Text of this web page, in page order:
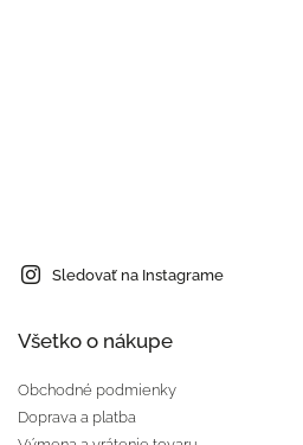
Sledovať na Instagrame
Všetko o nákupe
Obchodné podmienky
Doprava a platba